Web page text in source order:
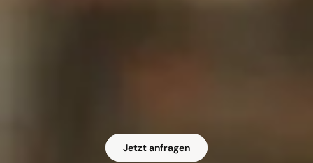
Jetzt anfragen
Jetzt anfragen